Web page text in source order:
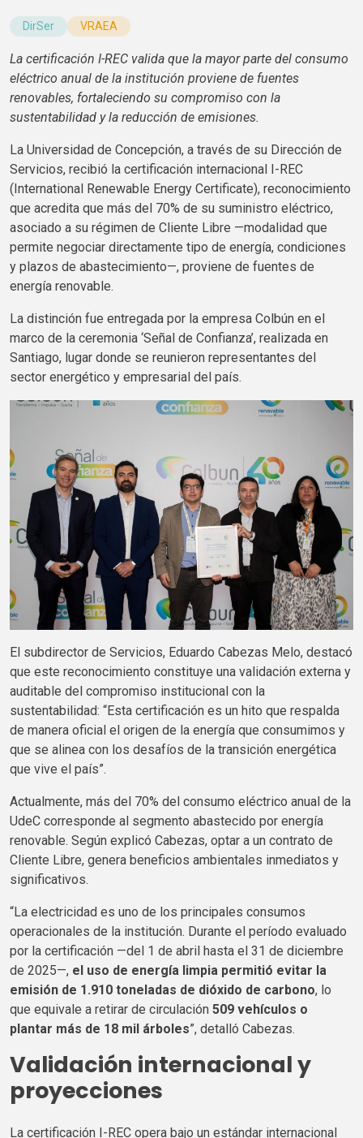
DirSer VRAEA
La certificación I-REC valida que la mayor parte del consumo
eléctrico anual de la institución proviene de fuentes
renovables, fortaleciendo su compromiso con la
sustentabilidad y la reducción de emisiones.
La Universidad de Concepción, a través de su Dirección de
Servicios, recibió la certificación internacional I-REC
(International Renewable Energy Certificate), reconocimiento
que acredita que más del 70% de su suministro eléctrico,
asociado a su régimen de Cliente Libre —modalidad que
permite negociar directamente tipo de energía, condiciones
y plazos de abastecimiento—, proviene de fuentes de
energía renovable.
La distinción fue entregada por la empresa Colbún en el
marco de la ceremonia ‘Señal de Confianza’, realizada en
Santiago, lugar donde se reunieron representantes del
sector energético y empresarial del país.
El subdirector de Servicios, Eduardo Cabezas Melo, destacó
que este reconocimiento constituye una validación externa y
auditable del compromiso institucional con la
sustentabilidad: “Esta certificación es un hito que respalda
de manera oficial el origen de la energía que consumimos y
que se alinea con los desafíos de la transición energética
que vive el país”.
Actualmente, más del 70% del consumo eléctrico anual de la
UdeC corresponde al segmento abastecido por energía
renovable. Según explicó Cabezas, optar a un contrato de
Cliente Libre, genera beneficios ambientales inmediatos y
significativos.
“La electricidad es uno de los principales consumos
operacionales de la institución. Durante el período evaluado
por la certificación —del 1 de abril hasta el 31 de diciembre
de 2025—, el uso de energía limpia permitió evitar la
emisión de 1.910 toneladas de dióxido de carbono, lo
que equivale a retirar de circulación 509 vehículos o
plantar más de 18 mil árboles”, detalló Cabezas.
Validación internacional y
proyecciones
La certificación I-REC opera bajo un estándar internacional